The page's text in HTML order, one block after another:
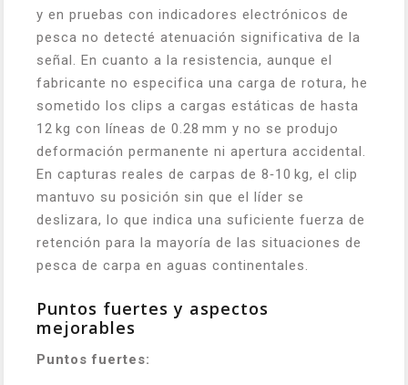
y en pruebas con indicadores electrónicos de
pesca no detecté atenuación significativa de la
señal. En cuanto a la resistencia, aunque el
fabricante no especifica una carga de rotura, he
sometido los clips a cargas estáticas de hasta
12 kg con líneas de 0.28 mm y no se produjo
deformación permanente ni apertura accidental.
En capturas reales de carpas de 8‑10 kg, el clip
mantuvo su posición sin que el líder se
deslizara, lo que indica una suficiente fuerza de
retención para la mayoría de las situaciones de
pesca de carpa en aguas continentales.
Puntos fuertes y aspectos
mejorables
Puntos fuertes: